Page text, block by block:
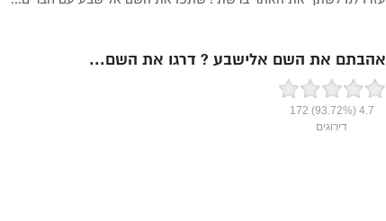
אהבתם את השם אלישבע ? דרגו את השם...
4.7
(93.72%)
172
דירוגים